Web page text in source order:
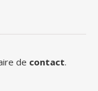
de contact.